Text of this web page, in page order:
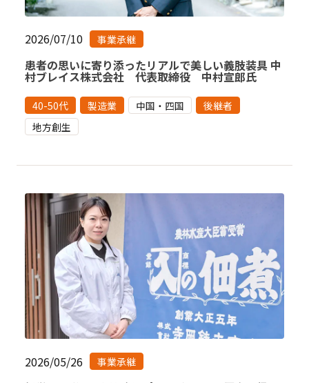
2026/07/10 事業承継
患者の思いに寄り添ったリアルで美しい義肢装具 中
村ブレイス株式会社 代表取締役 中村宣郎氏
40-50代 製造業 中国・四国
後継者
地方創生
2026/05/26 事業承継